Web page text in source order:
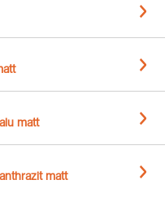
matt
matt